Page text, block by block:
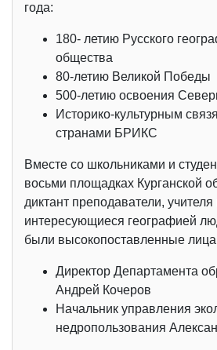
года:
180- летию Русского
общества
80-летию Великой Победы
500-летию освоения
Историко-культурным
странами БРИКС
Вместе со школьниками и
восьми площадках Курганской
диктант преподаватели, учителя
интересующиеся географией
были высокопоставленные
Директор Департамента
Андрей Кочеров
Начальник управления
недропользования